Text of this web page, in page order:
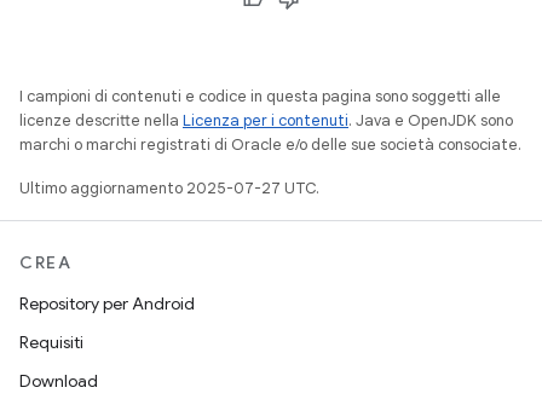
I campioni di contenuti e codice in questa pagina sono soggetti alle
licenze descritte nella Licenza per i contenuti. Java e OpenJDK sono
marchi o marchi registrati di Oracle e/o delle sue società consociate.
Ultimo aggiornamento 2025-07-27 UTC.
CREA
Repository per Android
Requisiti
Download